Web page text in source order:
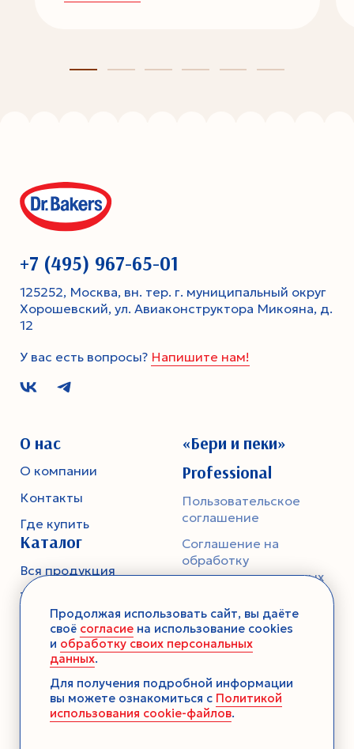
+7 (495) 967-65-01
125252, Москва, вн. тер. г. муниципальный округ
Хорошевский, ул. Авиаконструктора Микояна, д.
12
У вас есть вопросы? Напишите нам!
О нас
О компании
Контакты
Где купить
Каталог
Вся продукция
Тесто
Смеси-помощники
Ароматика
Десерты без выпечки
Консервация
«Бери и пеки»
Professional
Пользовательское
соглашение
Соглашение на
обработку
персональных данных
конфиденциальности
Продолжая использовать сайт, вы даёте
своё согласие на использование cookies
и обработку своих персональных
данных.
Для получения подробной информации
вы можете ознакомиться с Политикой
использования cookie-файлов.